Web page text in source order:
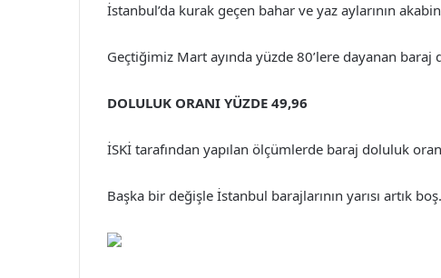
İstanbul’da kurak geçen bahar ve yaz aylarının
Geçtiğimiz Mart ayında yüzde 80’lere dayanan
DOLULUK ORANI YÜZDE 49,96
İSKİ tarafından yapılan ölçümlerde baraj doluluk
Başka bir değişle İstanbul barajlarının yarısı artık boş.